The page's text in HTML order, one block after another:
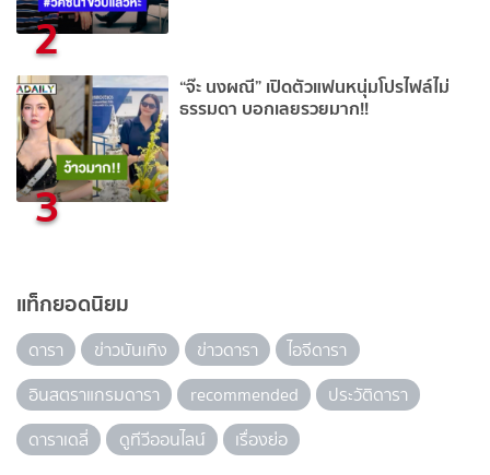
2
3
“จ๊ะ นงผณี” เปิดตัวแฟนหนุ่มโปรไฟล์ไม่
ธรรมดา บอกเลยรวยมาก!!
แท็กยอดนิยม
ดารา ข่าวบันเทิง ข่าวดารา
ไอจีดารา
อินสตราแกรมดารา
recommended
ประวัติดารา
ดาราเดลี่
ดูทีวีออนไลน์ เรื่องย่อ